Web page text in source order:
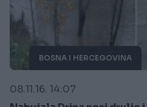
BOSNA I HERCEGOVINA
08.11.16. 14:07